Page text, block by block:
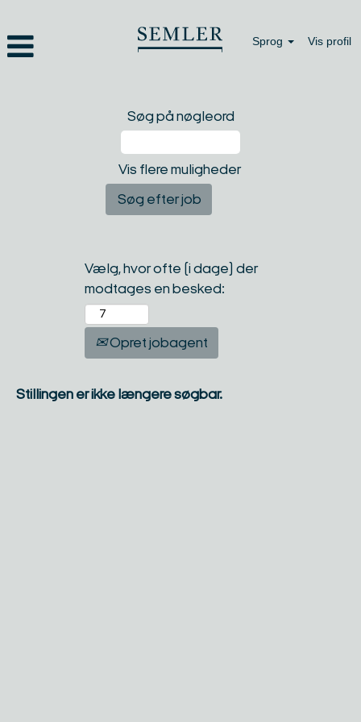
Sprog Vis profil
Søg på nøgleord
Vis flere muligheder
Vælg, hvor ofte (i dage) der
modtages en besked:
Opret jobagent
Stillingen er ikke længere søgbar.